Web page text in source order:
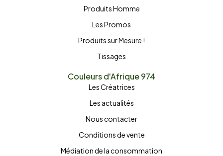
Produits Homme
Les Promos
Produits sur Mesure !
Tissages
Couleurs d'Afrique 974
Les Créatrices
Les actualités
Nous contacter
Conditions de vente
Médiation de la consommation